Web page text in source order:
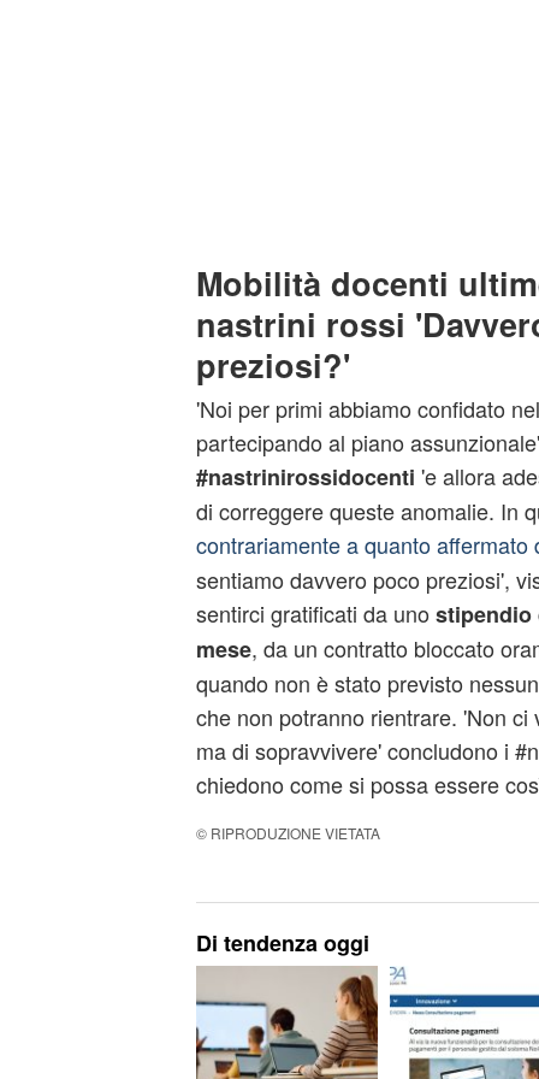
Mobilità docenti
nastrini rossi
preziosi?'
'Noi per primi abbiamo confidato
partecipando al piano
#nastrinirossidocenti 'e allora
di correggere queste anomalie. In
contrariamente a quanto affermato
sentiamo davvero poco preziosi',
sentirci gratificati da uno stipendio
mese, da un contratto bloccato
quando non è stato previsto
che non potranno rientrare. 'Non ci
ma di sopravvivere' concludono i
chiedono come si possa essere
© RIPRODUZIONE VIETATA
Di tendenza oggi